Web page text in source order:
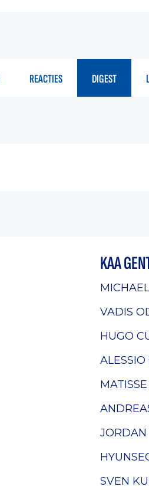
REACTIES DIGEST
KAA
VADIS
HUGO
SVEN